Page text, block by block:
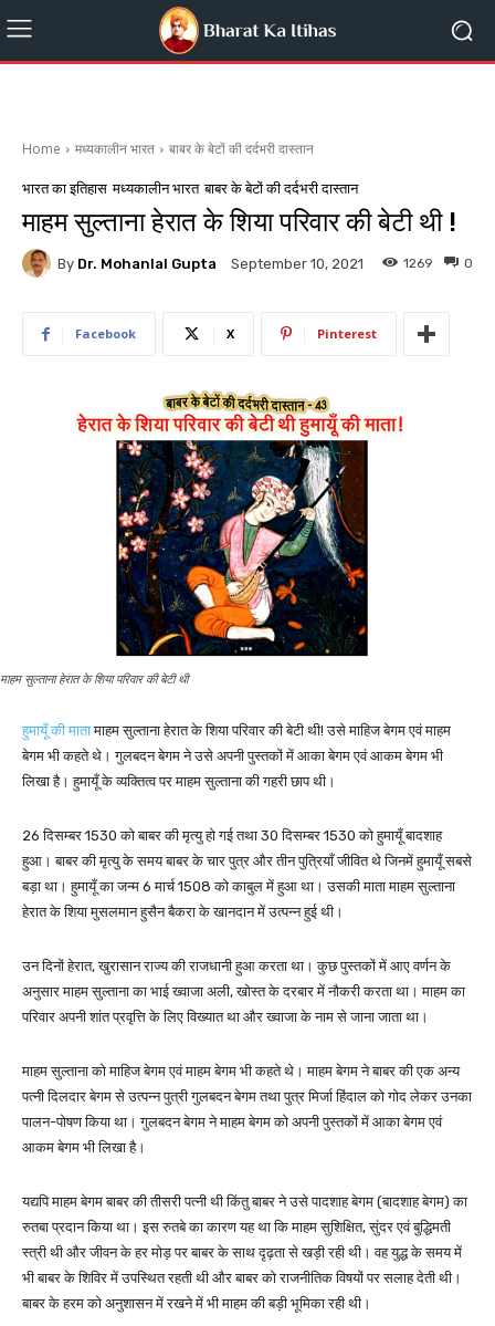
Home मध्यकालीन भारत बाबर के बेटों की दर्दभरी दास्तान
भारत का इतिहास मध्यकालीन भारत बाबर के बेटों की दर्दभरी दास्तान
माहम सुल्ताना हेरात के शिया परिवार की बेटी थी !
By Dr. Mohanlal Gupta September 10, 2021 0
1269
Facebook X Pinterest
माहम सुल्ताना हेरात के शिया परिवार की बेटी थी
हुमायूँ की मातामाहम सुल्ताना हेरात के शिया परिवार की बेटी थी! उसे माहिज बेगम एवं माहम
बेगम भी कहते थे। गुलबदन बेगम ने उसे अपनी पुस्तकों में आका बेगम एवं आकम बेगम भी
लिखा है। हुमायूँ के व्यक्तित्व पर माहम सुल्ताना की गहरी छाप थी।
26 दिसम्बर 1530 को बाबर की मृत्यु हो गई तथा 30 दिसम्बर 1530 को हुमायूँ बादशाह
हुआ। बाबर की मृत्यु के समय बाबर के चार पुत्र और तीन पुत्रियाँ जीवित थे जिनमें हुमायूँ सबसे
बड़ा था। हुमायूँ का जन्म 6 मार्च 1508 को काबुल में हुआ था। उसकी माता माहम सुल्ताना
हेरात के शिया मुसलमान हुसैन बैकरा के खानदान में उत्पन्न हुई थी।
उन दिनों हेरात, खुरासान राज्य की राजधानी हुआ करता था। कुछ पुस्तकों में आए वर्णन के
अनुसार माहम सुल्ताना का भाई ख्वाजा अली, खोस्त के दरबार में नौकरी करता था। माहम का
परिवार अपनी शांत प्रवृत्ति के लिए विख्यात था और ख्वाजा के नाम से जाना जाता था।
माहम सुल्ताना को माहिज बेगम एवं माहम बेगम भी कहते थे। माहम बेगम ने बाबर की एक अन्य
पत्नी दिलदार बेगम से उत्पन्न पुत्री गुलबदन बेगम तथा पुत्र मिर्जा हिंदाल को गोद लेकर उनका
पालन-पोषण किया था। गुलबदन बेगम ने माहम बेगम को अपनी पुस्तकों में आका बेगम एवं
आकम बेगम भी लिखा है।
यद्यपि माहम बेगम बाबर की तीसरी पत्नी थी किंतु बाबर ने उसे पादशाह बेगम (बादशाह बेगम) का
रुतबा प्रदान किया था। इस रुतबे का कारण यह था कि माहम सुशिक्षित, सुंदर एवं बुद्धिमती
स्त्री थी और जीवन के हर मोड़ पर बाबर के साथ दृढ़ता से खड़ी रही थी। वह युद्ध के समय में
भी बाबर के शिविर में उपस्थित रहती थी और बाबर को राजनीतिक विषयों पर सलाह देती थी।
बाबर के हरम को अनुशासन में रखने में भी माहम की बड़ी भूमिका रही थी।